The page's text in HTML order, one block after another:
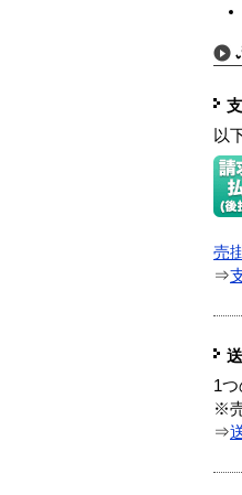
以
売
⇒
1
※
⇒